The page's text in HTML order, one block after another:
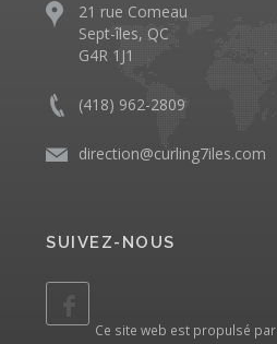
21 rue Comeau
Sept-îles, QC
G4R 1J1
(418) 962-2809
direction@curling7iles.com
SUIVEZ-NOUS
Ce site web est propulsé par